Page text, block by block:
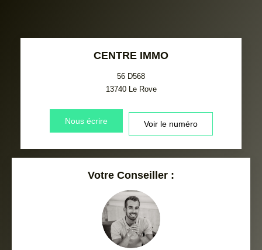
CENTRE IMMO
56 D568
13740 Le Rove
Nous écrire Voir le numéro
Votre Conseiller :